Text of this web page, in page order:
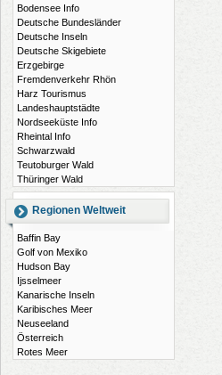
Bodensee Info
Deutsche Bundesländer
Deutsche Inseln
Deutsche Skigebiete
Erzgebirge
Fremdenverkehr Rhön
Harz Tourismus
Landeshauptstädte
Nordseeküste Info
Rheintal Info
Schwarzwald
Teutoburger Wald
Thüringer Wald
Regionen Weltweit
Baffin Bay
Golf von Mexiko
Hudson Bay
Ijsselmeer
Kanarische Inseln
Karibisches Meer
Neuseeland
Österreich
Rotes Meer